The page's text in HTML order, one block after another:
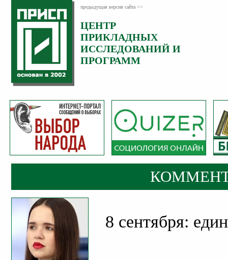
предыдущая версия сайта >>
ЦЕНТР
ПРИКЛАДНЫХ
ИССЛЕДОВАНИЙ И
ПРОГРАММ
8 сентября:
Категория:
Комментарии